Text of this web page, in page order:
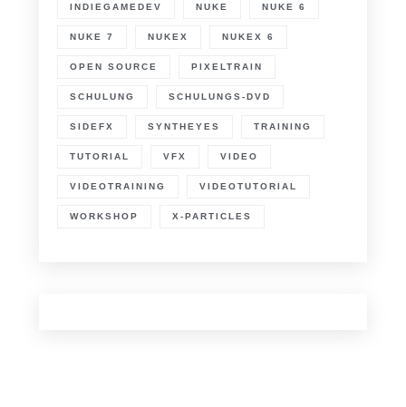
INDIEGAMEDEV NUKE NUKE 6
NUKE 7 NUKEX NUKEX 6
OPEN SOURCE PIXELTRAIN
SCHULUNG SCHULUNGS-DVD
SIDEFX SYNTHEYES TRAINING
TUTORIAL VFX VIDEO
VIDEOTRAINING VIDEOTUTORIAL
WORKSHOP X-PARTICLES